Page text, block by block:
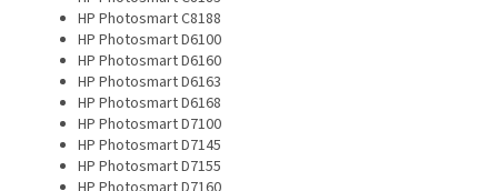
HP Photosmart C8188
HP Photosmart D6100
HP Photosmart D6160
HP Photosmart D6163
HP Photosmart D6168
HP Photosmart D7100
HP Photosmart D7145
HP Photosmart D7155